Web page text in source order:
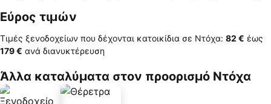
Εύρος τιμών
Τιμές ξενοδοχείων που δέχονται κατοικίδια σε Ντόχα: ‎82 € έως
‎179 € ανά διανυκτέρευση
Άλλα καταλύματα στον προορισμό Ντόχα